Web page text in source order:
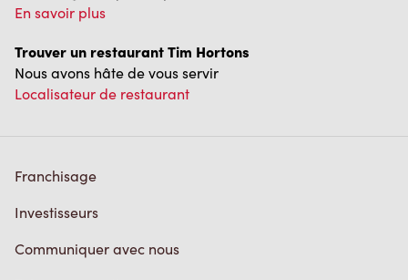
Trouver un restaurant Tim Hortons
Nous avons hâte de vous servir
Localisateur de restaurant
Investisseurs
Communiquer avec nous
Foire aux questions